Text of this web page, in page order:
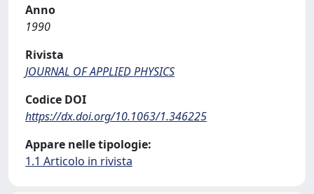
Anno
1990
Rivista
JOURNAL OF APPLIED PHYSICS
Codice DOI
https://dx.doi.org/10.1063/1.346225
Appare nelle tipologie:
1.1 Articolo in rivista